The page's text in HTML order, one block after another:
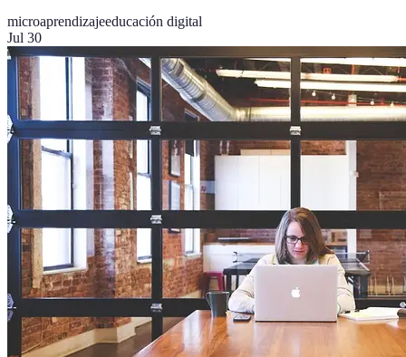
microaprendizajeeducación digital
Jul 30